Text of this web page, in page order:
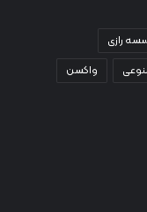
رازی
واکسن